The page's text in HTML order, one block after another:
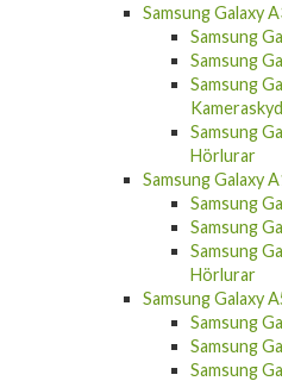
Samsung Galaxy
Samsung
Samsung
Samsung
Samsung
Hörlurar
Samsung Galaxy
Samsung
Samsung
Samsung
Hörlurar
Samsung Galaxy
Samsung
Samsung
Samsung